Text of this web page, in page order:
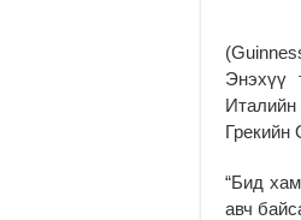
Энэхүү
Грекийн
“Бид
авч